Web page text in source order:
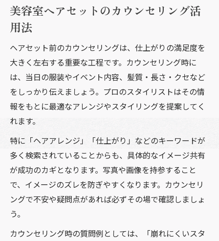
美容室ヘアセットのカウンセリング活
用法
ヘアセット前のカウンセリングは、仕上がりの満足度を
大きく左右する重要な工程です。カウンセリング時に
は、当日の服装やイベント内容、髪質・長さ・クセなど
をしっかり伝えましょう。プロのスタイリストはその情
報をもとに最適なアレンジやスタイリングを提案してく
れます。
特に「ヘアアレンジ」「仕上がり」などのキーワードが
多く検索されていることからも、具体的なイメージ共有
が成功のカギとなります。写真や画像を持参すること
で、イメージのズレを防ぎやすくなります。カウンセリ
ングで不安や疑問点があれば必ずその場で確認しましょ
う。
カウンセリング時の質問例としては、「崩れにくいスタ